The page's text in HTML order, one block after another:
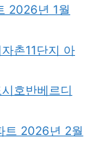
2026년 1월
촌11단지 아
호반베르디
트 2026년 2월